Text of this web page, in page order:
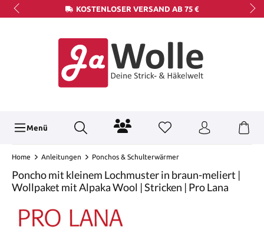
KOSTENLOSER VERSAND AB 75 €
Menü
Home Anleitungen Ponchos & Schulterwärmer
Poncho mit kleinem Lochmuster in braun-meliert |
Wollpaket mit Alpaka Wool | Stricken | Pro Lana